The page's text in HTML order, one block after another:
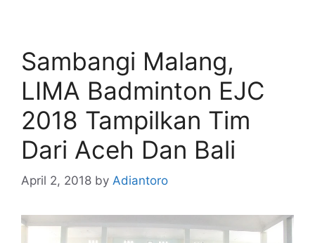
Sambangi Malang,
LIMA Badminton EJC
2018 Tampilkan Tim
Dari Aceh Dan Bali
April 2, 2018 by Adiantoro